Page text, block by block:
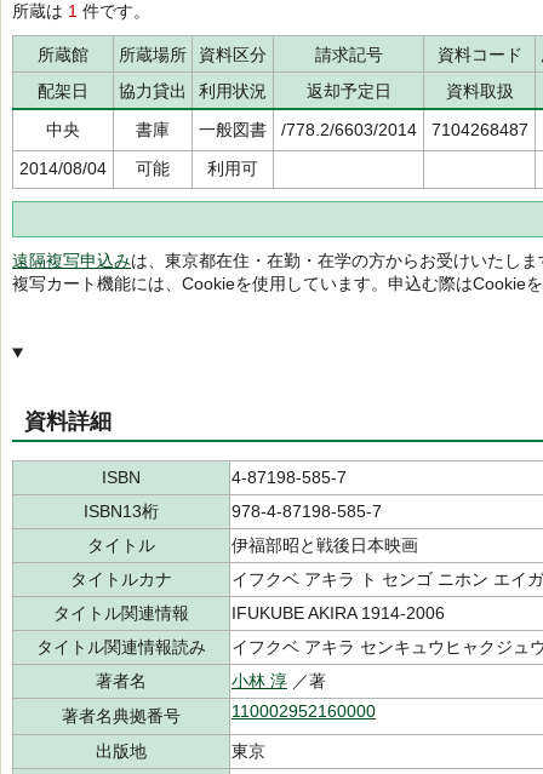
所蔵は 1 件です。
所蔵館 所蔵場所 資料区分 請求記号 資料コード
配架日
協力貸出 利用状況 返却予定日
資料取扱
中央
書庫 一般図書 /778.2/6603/2014
7104268487
2014/08/04
可能 利用可
遠隔複写申込みは、東京都在住・在勤・在学の方からお受けいたしま
複写カート機能には、Cookieを使用しています。申込む際はCookie
資料詳細
ISBN
4-87198-585-7
ISBN13桁
978-4-87198-585-7
タイトル
伊福部昭と戦後日本映画
タイトルカナ
イフクベ アキラ ト センゴ ニホン エイガ
タイトル関連情報
IFUKUBE AKIRA 1914-2006
タイトル関連情報読み
イフクベ アキラ センキュウヒャクジュ
著者名
小林 淳 ／著
著者名典拠番号
110002952160000
出版地
東京